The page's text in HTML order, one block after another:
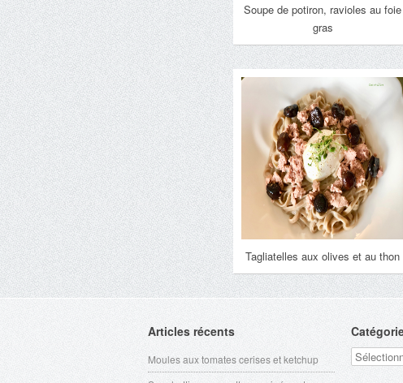
Soupe de potiron, ravioles au foie
gras
Tagliatelles aux olives et au thon
Articles récents
Moules aux tomates cerises et ketchup
Catégories